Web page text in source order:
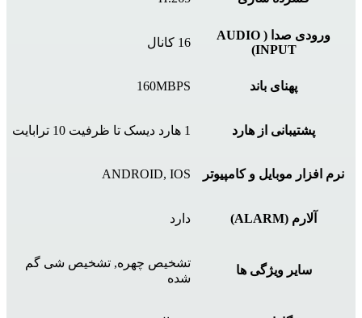
ورودی صدا ( AUDIO
INPUT)
16 کانال
پهنای باند 160MBPS
پشتیبانی از هارد 1 هارد دیسک تا ظرفیت 10 ترابایت
نرم افزار موبایل و کامپیوتر ANDROID, IOS
آلارم (ALARM) دارد
سایر ویژگی ها
تشخیص چهره, تشخیص شی گم
شده